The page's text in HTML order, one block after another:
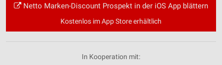
Netto Marken-Discount Prospekt in der iOS App blättern
Kostenlos im App Store erhältlich
In Kooperation mit: